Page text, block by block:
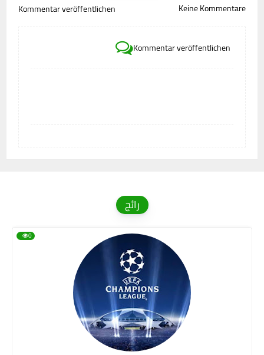
Keine Kommentare
Kommentar veröffentlichen
Kommentar veröffentlichen
رائج
0